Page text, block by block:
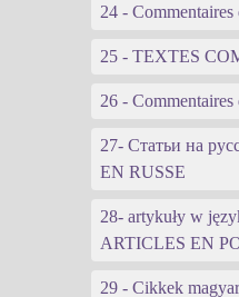
24 - Commentaires
25 - TEXTES
26 - Commentaires
27- Статьи на
EN RUSSE
28- artykuły w
ARTICLES EN
29 - Cikkek